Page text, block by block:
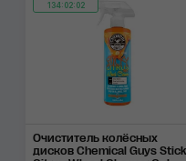
134:02:02
Очиститель колёсных
дисков Chemical Guys